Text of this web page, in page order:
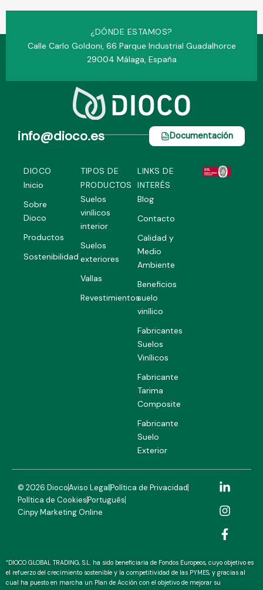
¿DÓNDE ESTAMOS?
Calle Carlo Goldoni, 66 Parque Industrial Guadalhorce
29004 Málaga, España
info@dioco.es Documentación
DIOCO
Inicio
Sobre
Dioco
Productos
Sostenibilidad
TIPOS DE
PRODUCTOS
Suelos
vinílicos
interior
Suelos
exteriores
Vallas
Revestimientos
LINKS DE
INTERÉS
Blog
Contacto
Calidad y
Medio
Ambiente
Beneficios
suelo
vinílico
Fabricantes
Suelos
Vinílicos
Fabricante
Tarima
Composite
Fabricante
Suelo
Exterior
© 2026 DiocoAviso LegalPolítica de Privacidad
Política de CookiesPortuguês
Cinpy Marketing Online
L
i
n
k
e
d
n
-
I
n
s
t
a
g
a
m
F
a
c
e
b
o
k
-
“DIOCO GLOBAL TRADING, S.L. ha sido beneficiaria de Fondos Europeos, cuyo objetivo es
el refuerzo del crecimiento sostenible y la competitividad de las PYMES, y gracias al
cual ha puesto en marcha un Plan de Acción con el objetivo de mejorar su